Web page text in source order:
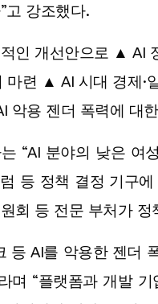
고 강조했다.
인 개선안으로 ▲ AI
마련 ▲ AI 시대 경제·
악용 젠더 폭력에 대
“AI 분야의 낮은 여
등 정책 결정 기구
회 등 전문 부처가
등 AI를 악용한 젠더
며 “플랫폼과 개발